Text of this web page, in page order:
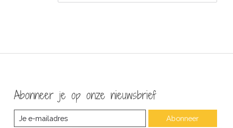
Abonneer je op onze nieuwsbrief
Abonneer